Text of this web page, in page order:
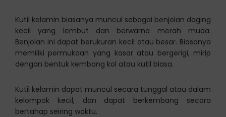
Kutil kelamin biasanya muncul sebagai benjolan daging
kecil yang lembut dan berwarna merah muda.
Benjolan ini dapat berukuran kecil atau besar. Biasanya
memiliki permukaan yang kasar atau bergerigi, mirip
dengan bentuk kembang kol atau kutil biasa.
Kutil kelamin dapat muncul secara tunggal atau dalam
kelompok kecil, dan dapat berkembang secara
bertahap seiring waktu.